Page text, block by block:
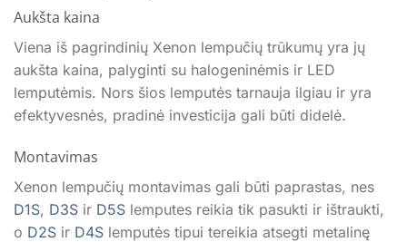
Aukšta kaina
Viena iš pagrindinių Xenon lempučių trūkumų yra jų
aukšta kaina, palyginti su halogeninėmis ir LED
lemputėmis. Nors šios lemputės tarnauja ilgiau ir yra
efektyvesnės, pradinė investicija gali būti didelė.
Montavimas
Xenon lempučių montavimas gali būti paprastas, nes
D1S, D3S ir D5S lemputes reikia tik pasukti ir ištraukti,
o D2S ir D4S lemputės tipui tereikia atsegti metalinę